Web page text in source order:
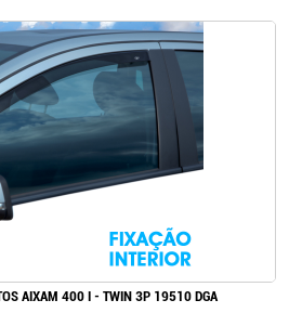
AIXAM 400 I - TWIN 3P 19510 DGA